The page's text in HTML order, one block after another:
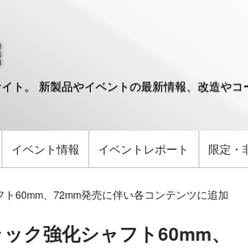
ト。 新製品やイベントの最新情報、改造や
イベント情報 イベントレポート 限定・
60mm、72mm発売に伴い各コンテンツに追加
ク強化シャフト60mm、